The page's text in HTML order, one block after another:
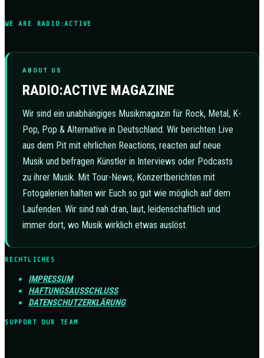
WE ARE RADIO:ACTIVE
ABOUT US
RADIO:ACTIVE MAGAZINE
Wir sind ein unabhängiges Musikmagazin für Rock, Metal, K-
Pop, Pop & Alternative in Deutschland. Wir berichten Live
aus dem Pit mit ehrlichen Reactions, reacten auf neue
Musik und befragen Künstler in Interviews oder Podcasts
zu ihrer Musik. Mit Tour-News, Konzertberichten mit
Fotogalerien halten wir Euch so gut wie möglich auf dem
Laufenden. Wir sind nah dran, laut, leidenschaftlich und
immer dort, wo Musik wirklich etwas auslöst.
RECHTLICHES
IMPRESSUM
HAFTUNGSAUSSCHLUSS
DATENSCHUTZERKLÄRUNG
SUPPORT OUR TEAM